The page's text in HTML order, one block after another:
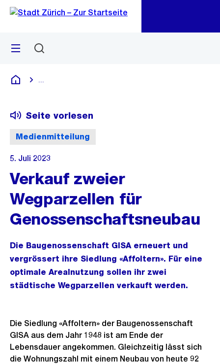
Navigation
Sprunglink
Menü
Deutsch
Medienmitteilung
Seite vorlesen
5. Juli 2023
Verkauf zweier
Wegparzellen für
Genossenschaftsneubau
Die Baugenossenschaft GISA erneuert und
vergrössert ihre Siedlung «Affoltern». Für eine
optimale Arealnutzung sollen ihr zwei
städtische Wegparzellen verkauft werden.
Die Siedlung «Affoltern» der Baugenossenschaft
GISA aus dem Jahr 1948 ist am Ende der
Lebensdauer angekommen. Gleichzeitig lässt sich
die Wohnungszahl mit einem Neubau von heute 92